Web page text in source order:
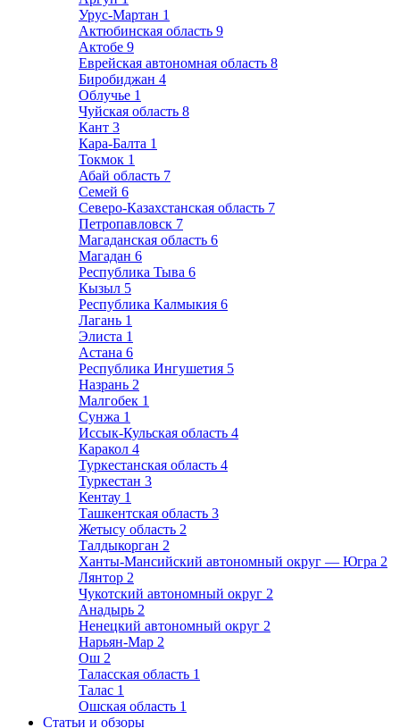
Урус-Мартан 1
Актюбинская область 9
Актобе 9
Еврейская автономная область 8
Биробиджан 4
Облучье 1
Чуйская область 8
Кант 3
Кара-Балта 1
Токмок 1
Абай область 7
Семей 6
Северо-Казахстанская область 7
Петропавловск 7
Магаданская область 6
Магадан 6
Республика Тыва 6
Кызыл 5
Республика Калмыкия 6
Лагань 1
Элиста 1
Астана 6
Республика Ингушетия 5
Назрань 2
Малгобек 1
Сунжа 1
Иссык-Кульская область 4
Каракол 4
Туркестанская область 4
Туркестан 3
Кентау 1
Ташкентская область 3
Жетысу область 2
Талдыкорган 2
Ханты-Мансийский автономный округ — Югра 2
Лянтор 2
Чукотский автономный округ 2
Анадырь 2
Ненецкий автономный округ 2
Нарьян-Мар 2
Ош 2
Таласская область 1
Талас 1
Ошская область 1
Статьи и обзоры